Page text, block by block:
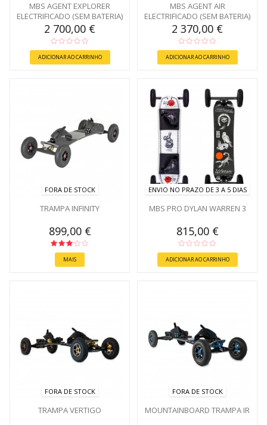
MBS AGENT EXPLORER
ELECTRIFICADO (SEM BATERIA)
2 700,00 €
ADICIONAR AO CARRINHO
MBS AGENT AIR
ELECTRIFICADO (SEM BATERIA)
2 370,00 €
ADICIONAR AO CARRINHO
FORA DE STOCK
TRAMPA INFINITY
899,00 €
MAIS
ENVIO NO PRAZO DE 3 A 5 DIAS
MBS PRO DYLAN WARREN 3
815,00 €
ADICIONAR AO CARRINHO
FORA DE STOCK
TRAMPA VERTIGO
FORA DE STOCK
MOUNTAINBOARD TRAMPA IR